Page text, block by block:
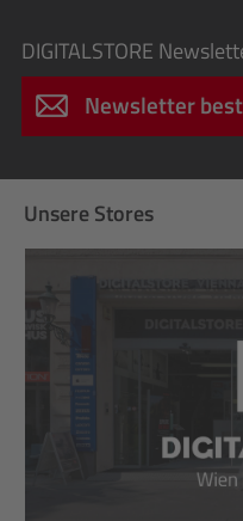
DIGITALSTORE
Newsletter
Unsere Stores